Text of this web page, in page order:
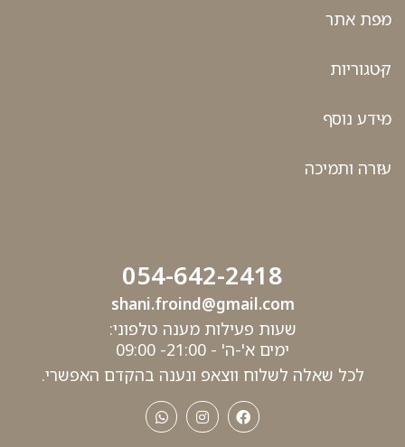
מפת אתר
קטגוריות
מידע נוסף
עזרה ותמיכה
054-642-2418
shani.froind@gmail.com
שעות פעילות מענה טלפוני:
ימים א'-ה' - 21:00- 09:00
לכל שאלה לשלוח ווצאפ ונענה בהקדם האפשרי.